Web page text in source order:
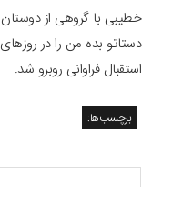
خطیبی با گروهی از
استقبال فراوانی روبرو شد.
برچسب‌ها: